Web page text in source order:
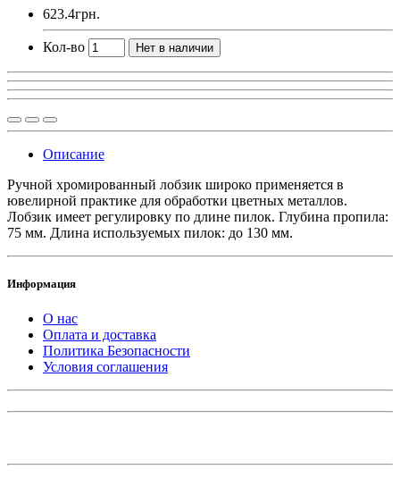
623.4грн.
Кол-во Нет в наличии
Описание
Ручной хромированный лобзик широко применяется в
ювелирной практике для обработки цветных металлов.
Лобзик имеет регулировку по длине пилок. Глубина пропила:
75 мм. Длина используемых пилок: до 130 мм.
Информация
О нас
Оплата и доставка
Политика Безопасности
Условия соглашения